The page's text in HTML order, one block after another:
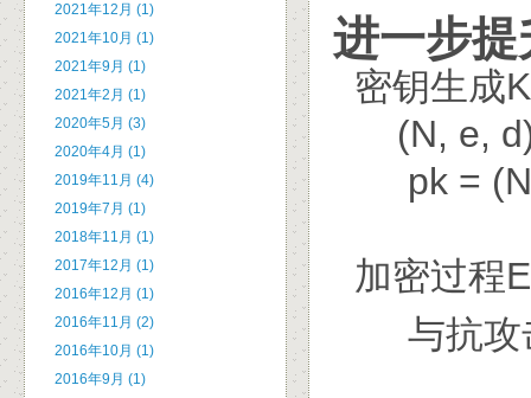
进一步
密钥生成
(N, e, d)
pk = (N,
加密过程E
与抗攻
2021年12月 (1)
2021年10月 (1)
2021年9月 (1)
2021年2月 (1)
2020年5月 (3)
2020年4月 (1)
2019年11月 (4)
2019年7月 (1)
2018年11月 (1)
2017年12月 (1)
2016年12月 (1)
2016年11月 (2)
2016年10月 (1)
2016年9月 (1)